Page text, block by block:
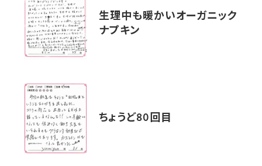
生理中も暖かいオーガニック
ナプキン
ちょうど80回目